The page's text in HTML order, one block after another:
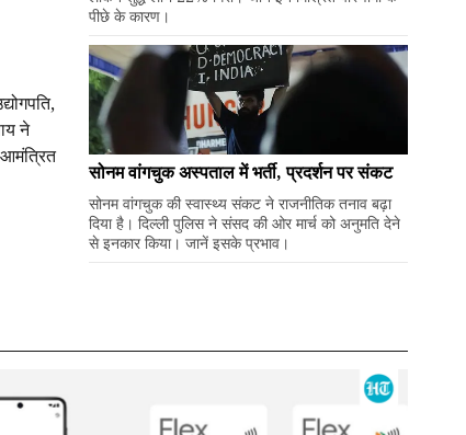
ने
पीछे के कारण।
सोनम वांगचुक अस्पताल में भर्ती, प्रदर्शन पर संकट
सोनम वांगचुक की स्वास्थ्य संकट ने राजनीतिक तनाव बढ़ा
दिया है। दिल्ली पुलिस ने संसद की ओर मार्च को अनुमति देने
से इनकार किया। जानें इसके प्रभाव।